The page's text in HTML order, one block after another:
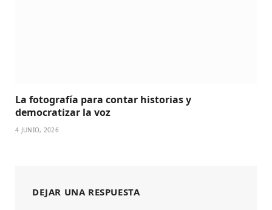
La fotografía para contar historias y
democratizar la voz
4 JUNIO, 2026
DEJAR UNA RESPUESTA